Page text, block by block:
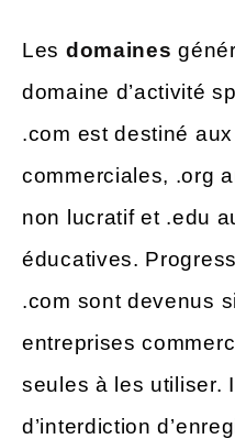
Les domaines
domaine d’activité
.com est destiné
commerciales, .org
non lucratif et .edu
éducatives.
.com sont devenus
entreprises
seules à les utiliser.
d’interdiction